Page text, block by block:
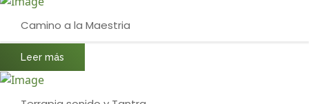
Camino a la Maestria
Leer más